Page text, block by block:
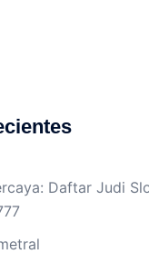
Daftar Judi